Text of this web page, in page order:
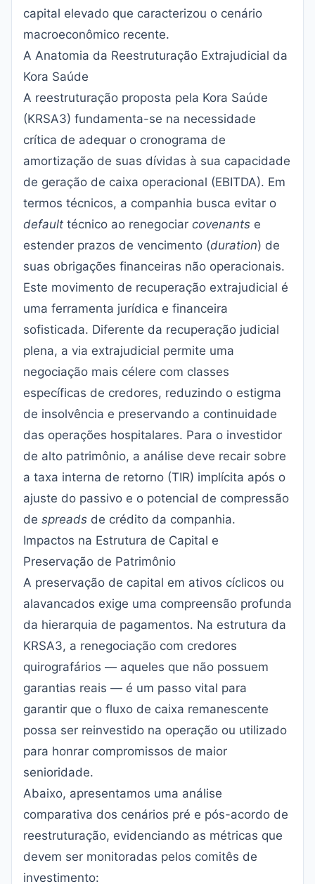
capital elevado que caracterizou o cenário
macroeconômico recente.
A Anatomia da Reestruturação Extrajudicial da
Kora Saúde
A reestruturação proposta pela Kora Saúde
(KRSA3) fundamenta-se na necessidade
crítica de adequar o cronograma de
amortização de suas dívidas à sua capacidade
de geração de caixa operacional (EBITDA). Em
termos técnicos, a companhia busca evitar o
default técnico ao renegociar covenants e
estender prazos de vencimento (duration) de
suas obrigações financeiras não operacionais.
Este movimento de recuperação extrajudicial é
uma ferramenta jurídica e financeira
sofisticada. Diferente da recuperação judicial
plena, a via extrajudicial permite uma
negociação mais célere com classes
específicas de credores, reduzindo o estigma
de insolvência e preservando a continuidade
das operações hospitalares. Para o investidor
de alto patrimônio, a análise deve recair sobre
a taxa interna de retorno (TIR) implícita após o
ajuste do passivo e o potencial de compressão
de spreads de crédito da companhia.
Impactos na Estrutura de Capital e
Preservação de Patrimônio
A preservação de capital em ativos cíclicos ou
alavancados exige uma compreensão profunda
da hierarquia de pagamentos. Na estrutura da
KRSA3, a renegociação com credores
quirografários — aqueles que não possuem
garantias reais — é um passo vital para
garantir que o fluxo de caixa remanescente
possa ser reinvestido na operação ou utilizado
para honrar compromissos de maior
senioridade.
Abaixo, apresentamos uma análise
comparativa dos cenários pré e pós-acordo de
reestruturação, evidenciando as métricas que
devem ser monitoradas pelos comitês de
investimento: